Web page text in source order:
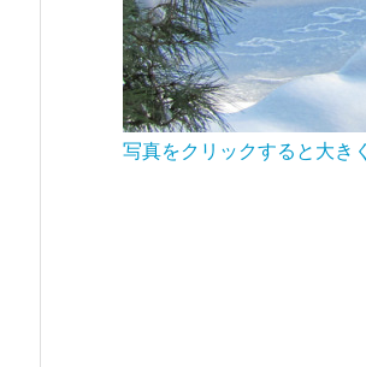
写真をクリックすると大き